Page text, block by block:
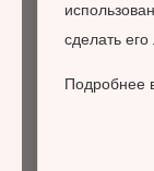
сделать его
Подробнее